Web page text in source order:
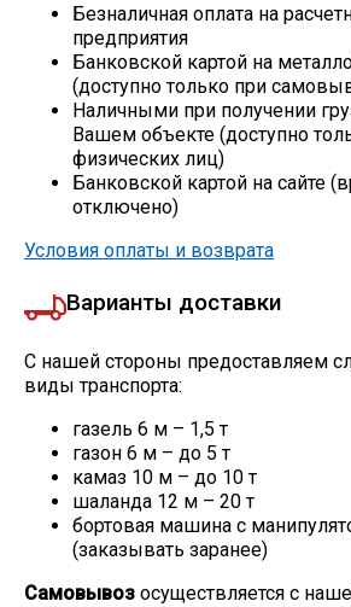
Безналичная оплата на
предприятия
Банковской картой на
(доступно только при
Наличными при получении
Вашем объекте (доступно
физических лиц)
Банковской картой на сайте
отключено)
Условия оплаты и возврата
Варианты доставки
С нашей стороны предоставляем
виды транспорта:
газель 6 м – 1,5 т
газон 6 м – до 5 т
камаз 10 м – до 10 т
шаланда 12 м – 20 т
бортовая машина с
(заказывать заранее)
Самовывоз осуществляется с